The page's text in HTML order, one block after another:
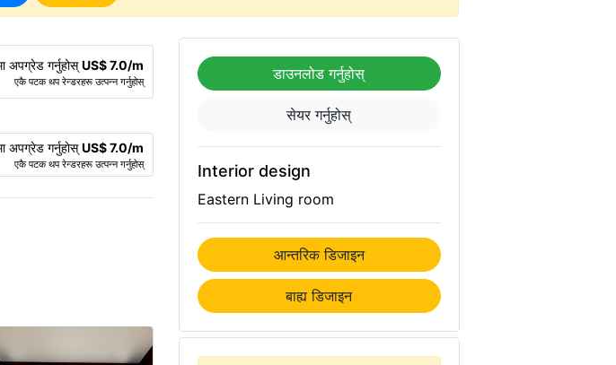
अपग्रेड गर्नुहोस्US$ 7.0/m
एकै पटक थप रेन्डरहरू उत्पन्न गर्नुहोस्
अपग्रेड गर्नुहोस्US$ 7.0/m
एकै पटक थप रेन्डरहरू उत्पन्न गर्नुहोस्
डाउनलोड गर्नुहोस्
सेयर गर्नुहोस्
Interior design
Eastern Living room
आन्तरिक डिजाइन
बाह्य डिजाइन